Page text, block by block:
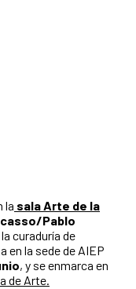
la sala Arte de la
Pablo
curaduría de
en la sede de AIEP
, y se enmarca en
de Arte.